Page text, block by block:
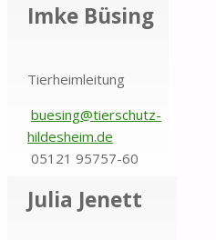
Imke Büsing
Tierheimleitung
buesing@tierschutz-
hildesheim.de
05121 95757-60
Julia Jenett